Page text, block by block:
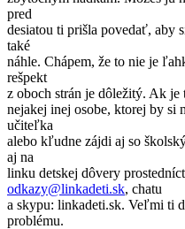
pred
desiatou ti prišla povedať, aby
také
náhle. Chápem, že to nie je
rešpekt
z oboch strán je dôležitý. Ak je
nejakej inej osobe, ktorej by si
učiteľka
alebo kľudne zájdi aj so
aj na
linku detskej dôvery
odkazy@linkadeti.sk, chatu
a skypu: linkadeti.sk. Veľmi ti
problému.